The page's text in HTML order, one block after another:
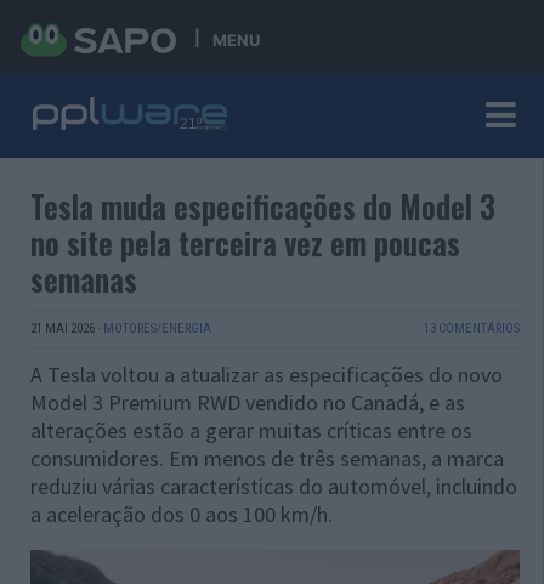
MENU
Tesla muda especificações do Model 3
no site pela terceira vez em poucas
semanas
21 MAI 2026 · MOTORES/ENERGIA 13 COMENTÁRIOS
A Tesla voltou a atualizar as especificações do novo
Model 3 Premium RWD vendido no Canadá, e as
alterações estão a gerar muitas críticas entre os
consumidores. Em menos de três semanas, a marca
reduziu várias características do automóvel, incluindo
a aceleração dos 0 aos 100 km/h.